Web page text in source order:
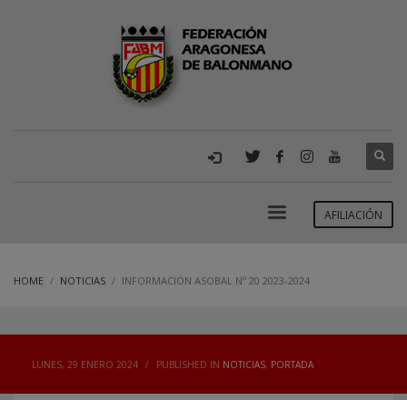
AFILIACIÓN
HOME NOTICIAS INFORMACIÓN ASOBAL Nº 20 2023-2024
LUNES, 29 ENERO 2024 / PUBLISHED IN NOTICIAS, PORTADA